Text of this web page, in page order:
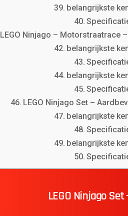
belangrijkste
LEGO Ninjago – Motorstraatrace
belangrijkste
belangrijkste
LEGO Ninjago Set –
belangrijkste
belangrijkste
LEGO Ninjago